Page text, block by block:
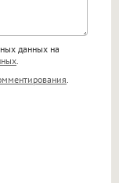
<big>,
<ol>, <li>,
данных на